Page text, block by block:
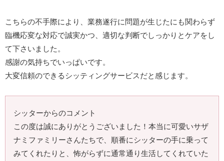
こちらの不手際により、業務遂行に問題が生じたにも関わらず
臨機応変な対応で誠実かつ、適切な判断でしっかりとケアをし
て下さいました。
感謝の気持ちでいっぱいです。
大変信頼のできるシッティングサービスだと感じます。
シッターからのコメント
この度は誠にありがとうございました！本当に可愛いサザ
ナミファミリーさんたちで、順番にシッターの手に乗って
みてくれたりと、怖がらずに通常通り生活してくれていた